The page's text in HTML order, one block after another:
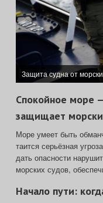
Защита судна от
Спокойное море
защищает
Море умеет быть
таится серьёзная
дать опасности
морских судов,
Начало пути: